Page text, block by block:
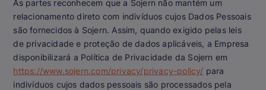
As partes reconhecem que a Sojern não mantém um
relacionamento direto com indivíduos cujos Dados Pessoais
são fornecidos à Sojern. Assim, quando exigido pelas leis
de privacidade e proteção de dados aplicáveis, a Empresa
disponibilizará a Política de Privacidade da Sojern em
https://www.sojern.com/privacy/privacy-policy/ para
indivíduos cujos dados pessoais são processados pela